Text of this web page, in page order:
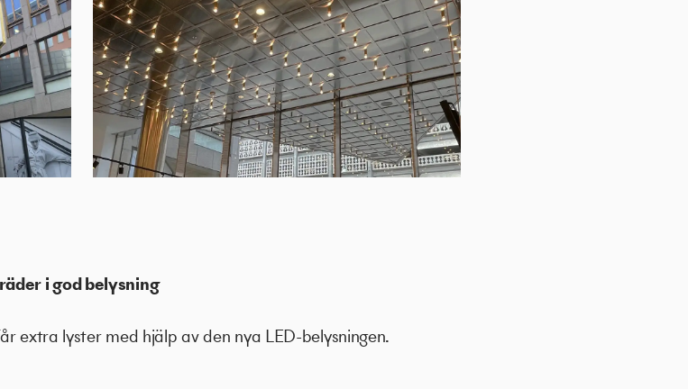
i god belysning
extra lyster med hjälp av den nya LED-belysningen.